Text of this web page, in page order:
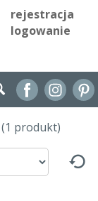
rejestracja
logowanie
(1 produkt)